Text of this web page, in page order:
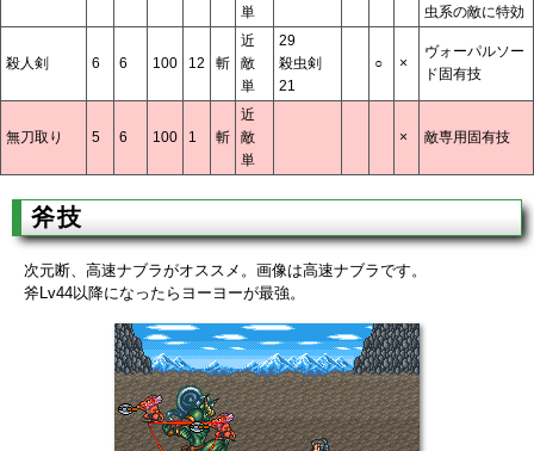
単
虫系の敵に特効
殺人剣 6 6 100 12 斬
近
敵
単
29
殺虫剣
21
○ ×
ヴォーパルソー
ド固有技
無刀取り 5 6 100 1 斬
近
敵
単
× 敵専用固有技
斧技
次元断、高速ナブラがオススメ。画像は高速ナブラです。
斧Lv44以降になったらヨーヨーが最強。